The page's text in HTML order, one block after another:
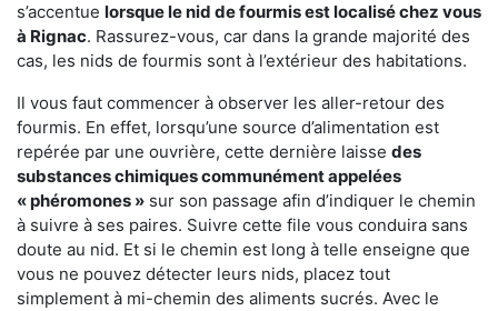
s’accentue lorsque le nid de fourmis est localisé chez vous
à Rignac. Rassurez-vous, car dans la grande majorité des
cas, les nids de fourmis sont à l’extérieur des habitations.
Il vous faut commencer à observer les aller-retour des
fourmis. En effet, lorsqu’une source d’alimentation est
repérée par une ouvrière, cette dernière laisse des
substances chimiques communément appelées
« phéromones » sur son passage afin d’indiquer le chemin
à suivre à ses paires. Suivre cette file vous conduira sans
doute au nid. Et si le chemin est long à telle enseigne que
vous ne pouvez détecter leurs nids, placez tout
simplement à mi-chemin des aliments sucrés. Avec le